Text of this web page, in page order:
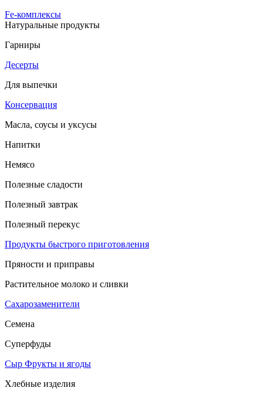
Fe-комплексы
Натуральные продукты
Гарниры
Десерты
Для выпечки
Консервация
Масла, соусы и уксусы
Напитки
Немясо
Полезные сладости
Полезный завтрак
Полезный перекус
Продукты быстрого приготовления
Пряности и приправы
Растительное молоко и сливки
Сахарозаменители
Семена
Суперфуды
Сыр Фрукты и ягоды
Хлебные изделия